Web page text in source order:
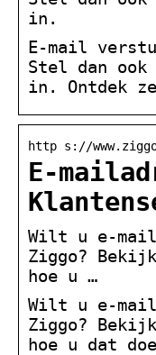
in.
E-mail
Stel dan
in. Ontdek
http s://
E-
Wilt u e-
Ziggo?
hoe u …
Wilt u e-
Ziggo?
hoe u dat